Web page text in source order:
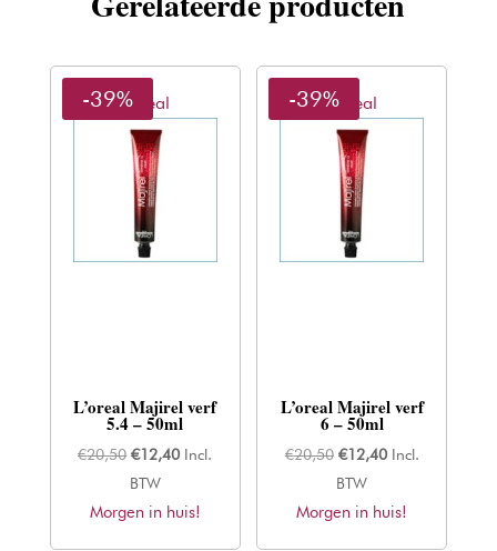
L'oreal
-39%
L’oreal Majirel verf
5.4 – 50ml
€20,50 Oorspronkelijke
prijs
was:
€12,40Huidige
is:
Incl.
BTW
Morgen in huis!
L'oreal
-39%
L’oreal Majirel verf
6 – 50ml
€20,50 Oorspronkelijke
prijs
was:
€12,40Huidige
is:
Incl.
BTW
Morgen in huis!